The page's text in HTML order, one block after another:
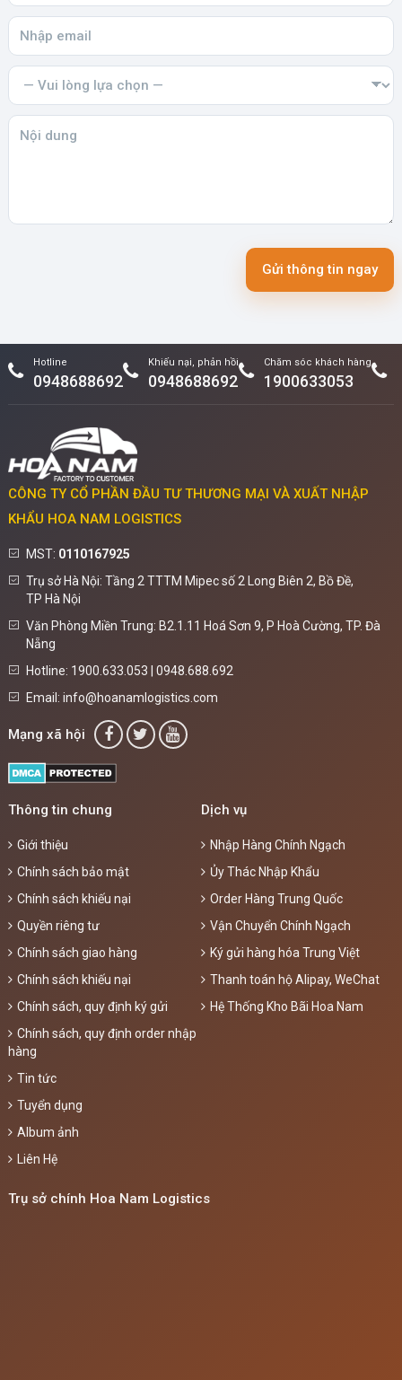
Gửi thông tin ngay
Hotline
0948688692
Khiếu nại, phản hồi
0948688692
Chăm sóc khách hàng
1900633053
CÔNG TY CỔ PHẦN ĐẦU TƯ THƯƠNG MẠI VÀ XUẤT NHẬP
KHẨU HOA NAM LOGISTICS
MST: 0110167925
Trụ sở Hà Nội: Tầng 2 TTTM Mipec số 2 Long Biên 2, Bồ Đề,
TP Hà Nội
Văn Phòng Miền Trung: B2.1.11 Hoá Sơn 9, P Hoà Cường, TP. Đà
Nẵng
Hotline: 1900.633.053 | 0948.688.692
Email: info@hoanamlogistics.com
Mạng xã hội
Thông tin chung
Giới thiệu
Chính sách bảo mật
Chính sách khiếu nại
Quyền riêng tư
Chính sách giao hàng
Chính sách khiếu nại
Chính sách, quy định ký gửi
Chính sách, quy định order nhập
hàng
Tin tức
Tuyển dụng
Album ảnh
Liên Hệ
Dịch vụ
Nhập Hàng Chính Ngạch
Ủy Thác Nhập Khẩu
Order Hàng Trung Quốc
Vận Chuyển Chính Ngạch
Ký gửi hàng hóa Trung Việt
Thanh toán hộ Alipay, WeChat
Hệ Thống Kho Bãi Hoa Nam
Trụ sở chính Hoa Nam Logistics